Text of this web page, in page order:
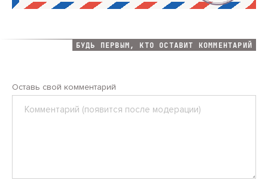
БУДЬ ПЕРВЫМ, КТО ОСТАВИТ КОММЕНТАРИЙ
Оставь свой комментарий
Комментарий